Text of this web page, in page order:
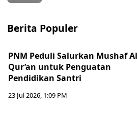
Berita Populer
PNM Peduli Salurkan Mushaf
Qur’an untuk Penguatan
Pendidikan Santri
23 Jul 2026, 1:09 PM